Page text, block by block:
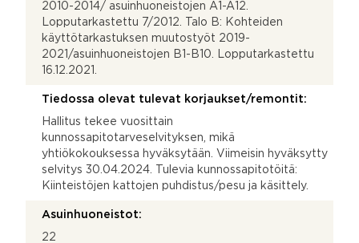
2010-2014/ asuinhuoneistojen A1-A12.
Lopputarkastettu 7/2012. Talo B: Kohteiden
käyttötarkastuksen muutostyöt 2019-
2021/asuinhuoneistojen B1-B10. Lopputarkastettu
16.12.2021.
Tiedossa olevat tulevat korjaukset/remontit:
Hallitus tekee vuosittain
kunnossapitotarveselvityksen, mikä
yhtiökokouksessa hyväksytään. Viimeisin hyväksytty
selvitys 30.04.2024. Tulevia kunnossapitotöitä:
Kiinteistöjen kattojen puhdistus/pesu ja käsittely.
Asuinhuoneistot:
22